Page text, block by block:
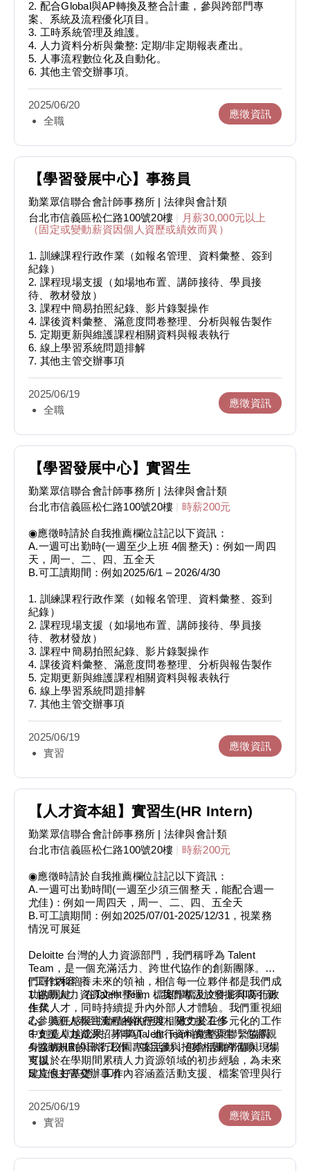
2. 配合Global與AP轉換及整合計畫，參與跨部門專
案、系統及流程優化項目。
3. 工時系統管理及維護。
4. 人力資料分析與彙整: 定期/非定期報表產出。
5. 人事流程數位化及自動化。
6. 其他主管交辦事項。
2025/06/20
全職
應徵資訊
【學習發展中心】事務員
勤業眾信聯合會計師事務所 | 法律與會計類
台北市信義區松仁路100號20樓
月薪30,000元以上
（固定或變動薪資因個人資歷或績效而異）
1. 訓練課程行政作業（如報名管理、資料彙整、簽到
紀錄）
2. 課程現場支援（如場地布置、講師接待、學員接
待、教材發放）
3. 課程中簡易拍照紀錄、影片錄製操作
4. 課後資料彙整、滿意度問卷整理、分析與報告製作
5. 定期更新與維護課程相關資料與報表執行
6. 線上學習系統問題排解
7. 其他主管交辦事項
2025/06/19
全職
應徵資訊
【學習發展中心】實習生
勤業眾信聯合會計師事務所 | 法律與會計類
台北市信義區松仁路100號20樓
時薪200元
◉應徵時請於自我推薦欄位註記以下資訊：
A.一週可出勤時(一週至少上班 4個整天)：例如一周四
天，周一、二、四、五全天
B.可工讀期間：例如2025/6/1 – 2026/4/30
1. 訓練課程行政作業（如報名管理、資料彙整、簽到
紀錄）
2. 課程現場支援（如場地布置、講師接待、學員接
待、教材發放）
3. 課程中簡易拍照紀錄、影片錄製操作
4. 課後資料彙整、滿意度問卷整理、分析與報告製作
5. 定期更新與維護課程相關資料與報表執行
6. 線上學習系統問題排解
7. 其他主管交辦事項
2025/06/19
實習
應徵資訊
【人才資本組】實習生(HR Intern)
勤業眾信聯合會計師事務所 | 法律與會計類
台北市信義區松仁路100號20樓
時薪200元
◉應徵時請於自我推薦欄位註記以下資訊：
A.一週可出勤時間(一週至少須三個整天，能配合週一
尤佳)：例如一周四天，周一、二、四、五全天
B.可工讀期間：例如2025/07/01-2025/12/31，視業務
情況可展延
Deloitte 台灣的人力資源部門，我們稱呼為 Talent
Team，是一個充滿活力、跨世代協作的創新團隊。我
們尋找和培養未來的領袖，相信每一位夥伴都是我們成
功的關鍵。 在Talent Team，我們專注於發掘與吸引新
生代人才，同時持續提升內外部人才體驗。我們重視細
心、責任感與主動積極的態度，致力於在多元化的工作
中創造卓越成果。 作為Talent Team的實習生，你將親
身接觸HR的日常工作，並且參與招募相關的活動。你
可以於在學期間累積人力資源領域的初步經驗，為未來
建立良好基礎。工作內容涵蓋活動支援、檔案管理與行
| 工作內容 |
1.協助人力資源文件整理、檔案歸檔及文件影印等行政
作業
2.參與新人報到流程的執行與相關支援工作
3.支援人力資源招募事項，進行資料彙整與聯繫協調
4.協助規劃與執行校園專案活動，包含活動準備與現場
支援
5.其他主管交辦事項
2025/06/19
實習
應徵資訊